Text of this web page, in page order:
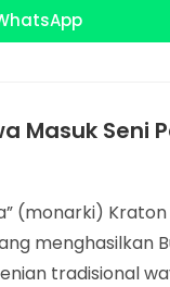
new
window
Opens
in
Masuk Seni
(monarki)
menghasilkan
tradisional